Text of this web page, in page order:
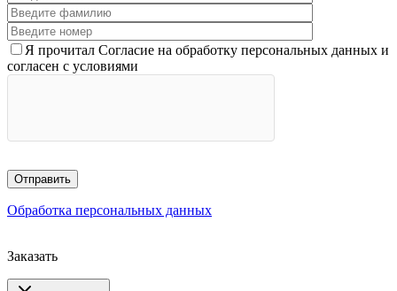
Я прочитал Согласие на обработку персональных данных и
согласен с условиями
Обработка персональных данных
Заказать